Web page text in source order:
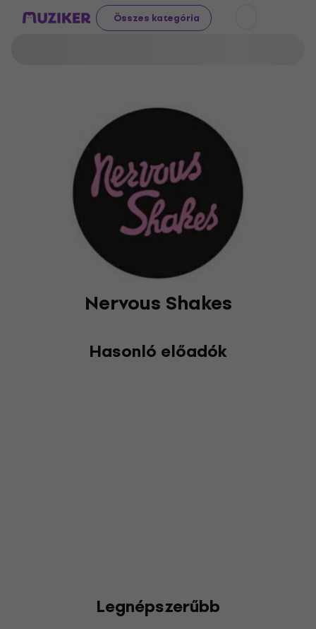
Összes kategória
Nervous Shakes
Hasonló előadók
Legnépszerűbb